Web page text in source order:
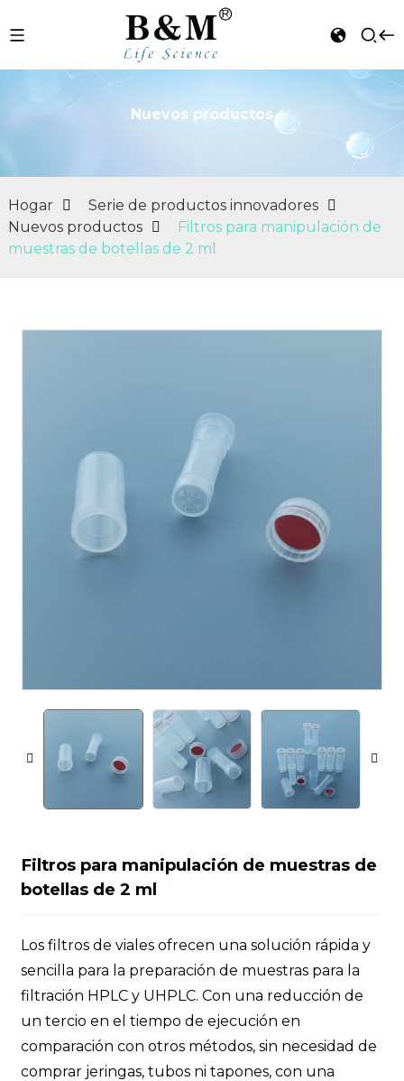
Nuevos productos
Hogar
Serie de productos innovadores
Nuevos productos
Filtros para manipulación de
muestras de botellas de 2 ml
Filtros para manipulación de muestras de
botellas de 2 ml
Los filtros de viales ofrecen una solución rápida y
sencilla para la preparación de muestras para la
filtración HPLC y UHPLC. Con una reducción de
un tercio en el tiempo de ejecución en
comparación con otros métodos, sin necesidad de
comprar jeringas, tubos ni tapones, con una